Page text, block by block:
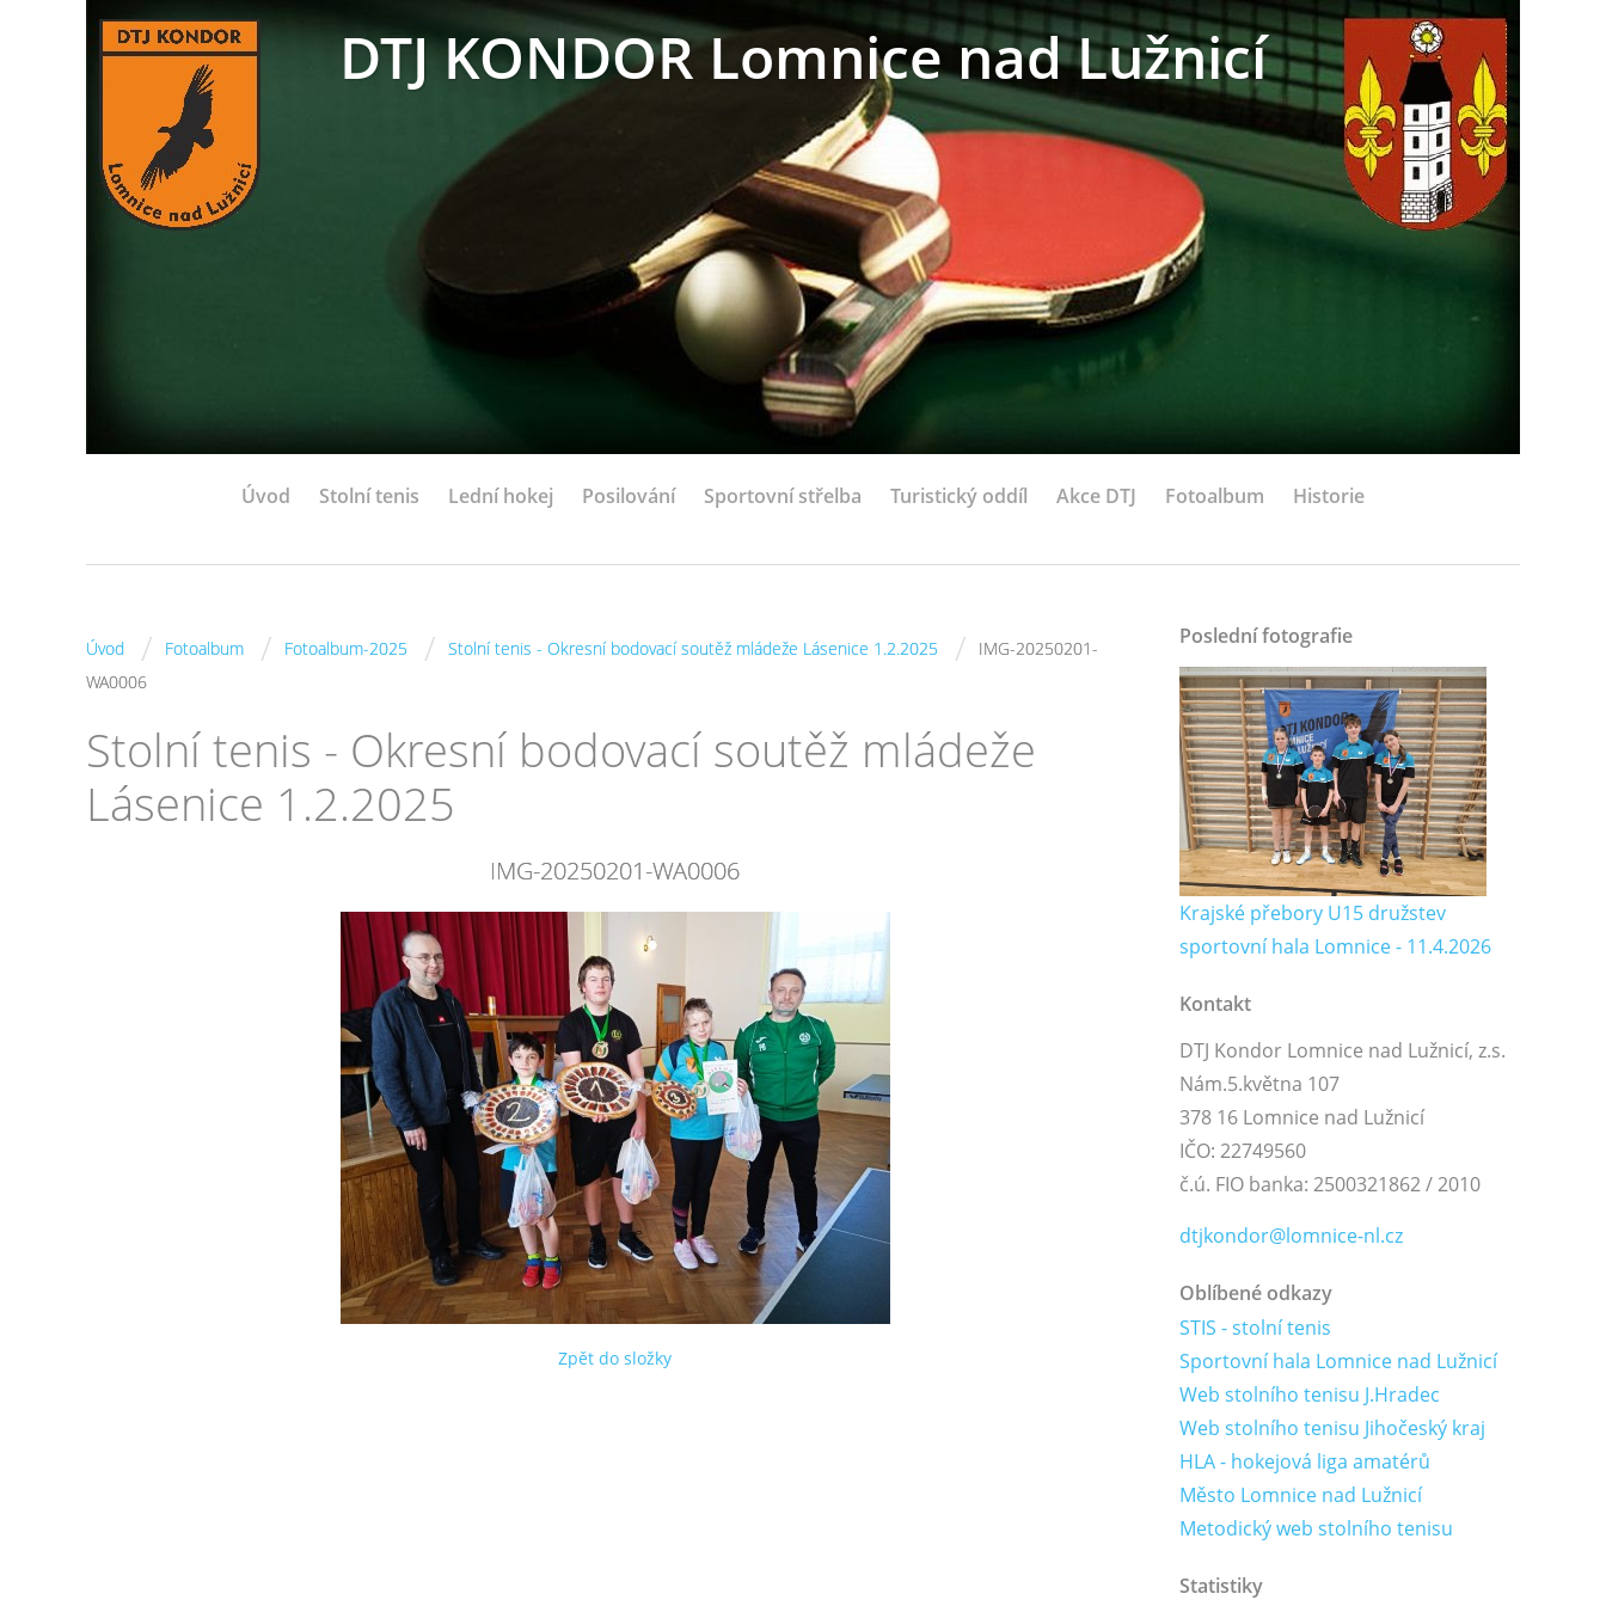
DTJ KONDOR Lomnice nad Lužnicí
Úvod Stolní tenis Lední hokej Posilování Sportovní střelba Turistický oddíl Akce DTJ Fotoalbum Historie
Úvod / Fotoalbum / Fotoalbum-2025 / Stolní tenis - Okresní bodovací soutěž mládeže Lásenice 1.2.2025 /
IMG-20250201-
WA0006
Stolní tenis - Okresní bodovací soutěž mládeže
Lásenice 1.2.2025
IMG-20250201-WA0006
Zpět do složky
Poslední fotografie
Krajské přebory U15 družstev
sportovní hala Lomnice - 11.4.2026
Kontakt
DTJ Kondor Lomnice nad Lužnicí, z.s.
Nám.5.května 107
378 16 Lomnice nad Lužnicí
IČO: 22749560
č.ú. FIO banka: 2500321862 / 2010
dtjkondor@lomnice-nl.cz
Oblíbené odkazy
STIS - stolní tenis
Sportovní hala Lomnice nad Lužnicí
Web stolního tenisu J.Hradec
Web stolního tenisu Jihočeský kraj
HLA - hokejová liga amatérů
Město Lomnice nad Lužnicí
Metodický web stolního tenisu
Statistiky